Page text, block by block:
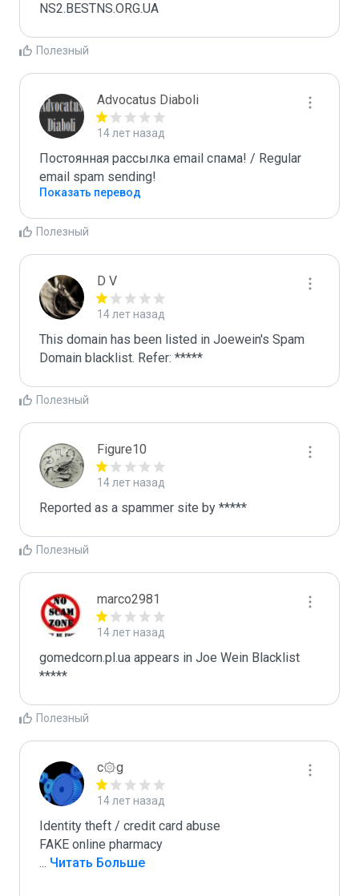
NS2.BESTNS.ORG.UA
Полезный
Advocatus Diaboli
14 лет назад
Постоянная рассылка email спама! / Regular
email spam sending!
Показать перевод
Полезный
D V
14 лет назад
This domain has been listed in Joewein's Spam
Domain blacklist. Refer: *****
Полезный
Figure10
14 лет назад
Reported as a spammer site by *****
Полезный
marco2981
14 лет назад
gomedcorn.pl.ua appears in Joe Wein Blacklist
*****
Полезный
c۞g
14 лет назад
Identity theft / credit card abuse
... Читать Больше